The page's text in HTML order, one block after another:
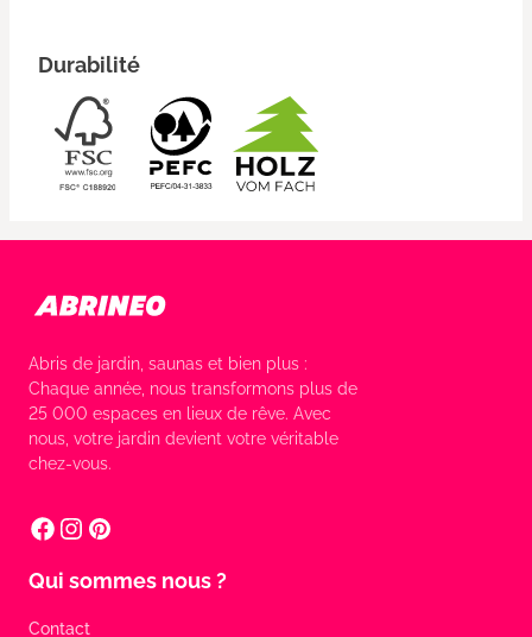
Durabilité
Abris de jardin, saunas et bien plus :
Chaque année, nous transformons plus de
25 000 espaces en lieux de rêve. Avec
nous, votre jardin devient votre véritable
chez-vous.
Qui sommes nous ?
Contact